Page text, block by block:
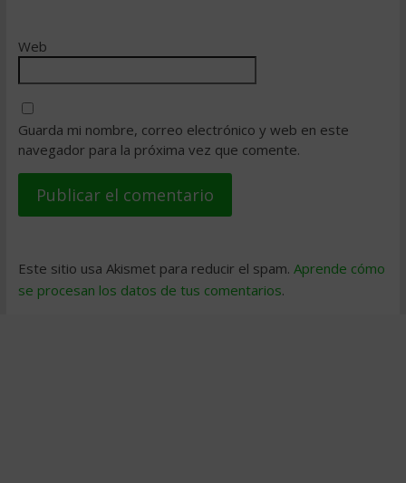
Web
Guarda mi nombre, correo electrónico y web en este
navegador para la próxima vez que comente.
Este sitio usa Akismet para reducir el spam. Aprende cómo
se procesan los datos de tus comentarios.